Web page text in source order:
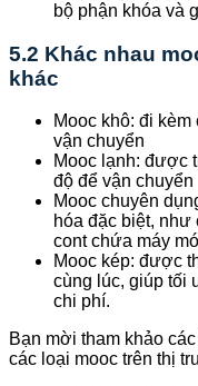
bộ phận khóa và
5.2 Khác nhau
khác
Mooc khô: đi
vận chuyển
Mooc lạnh: được
độ để vận chuyển
Mooc chuyên
hóa đặc biệt,
cont chứa máy
Mooc kép: được
cùng lúc, giúp tối
chi phí.
Bạn mời tham khảo
các loại mooc trên thị